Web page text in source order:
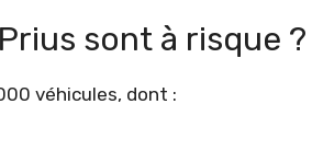
sont à risque ?
véhicules, dont :